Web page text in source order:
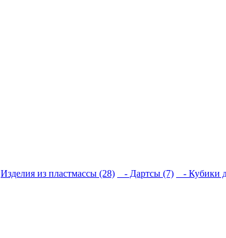
Изделия из пластмассы (28) - Дартсы (7) - Кубики